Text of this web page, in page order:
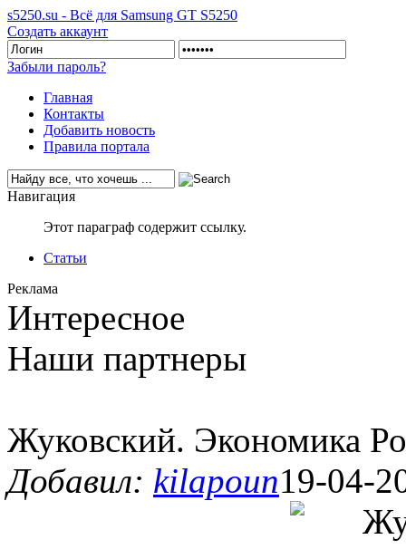
s5250.su - Всё для Samsung GT S5250
Создать аккаунт
Забыли пароль?
Главная
Контакты
Добавить новость
Правила портала
Навигация
Этот параграф содержит ссылку.
Статьи
Реклама
Интересное
Наши партнеры
Жуковский. Экономика
Добавил: kilapoun19-04-